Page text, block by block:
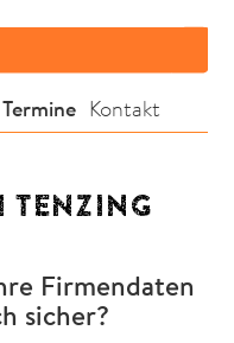
Termine Kontakt
TENZING
Firmendaten
sicher?